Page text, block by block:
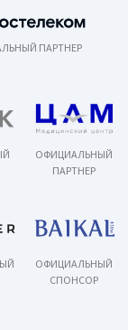
ПАРТНЕР
ОФИЦИАЛЬНЫЙ
ПАРТНЕР
ОФИЦИАЛЬНЫЙ
СПОНСОР